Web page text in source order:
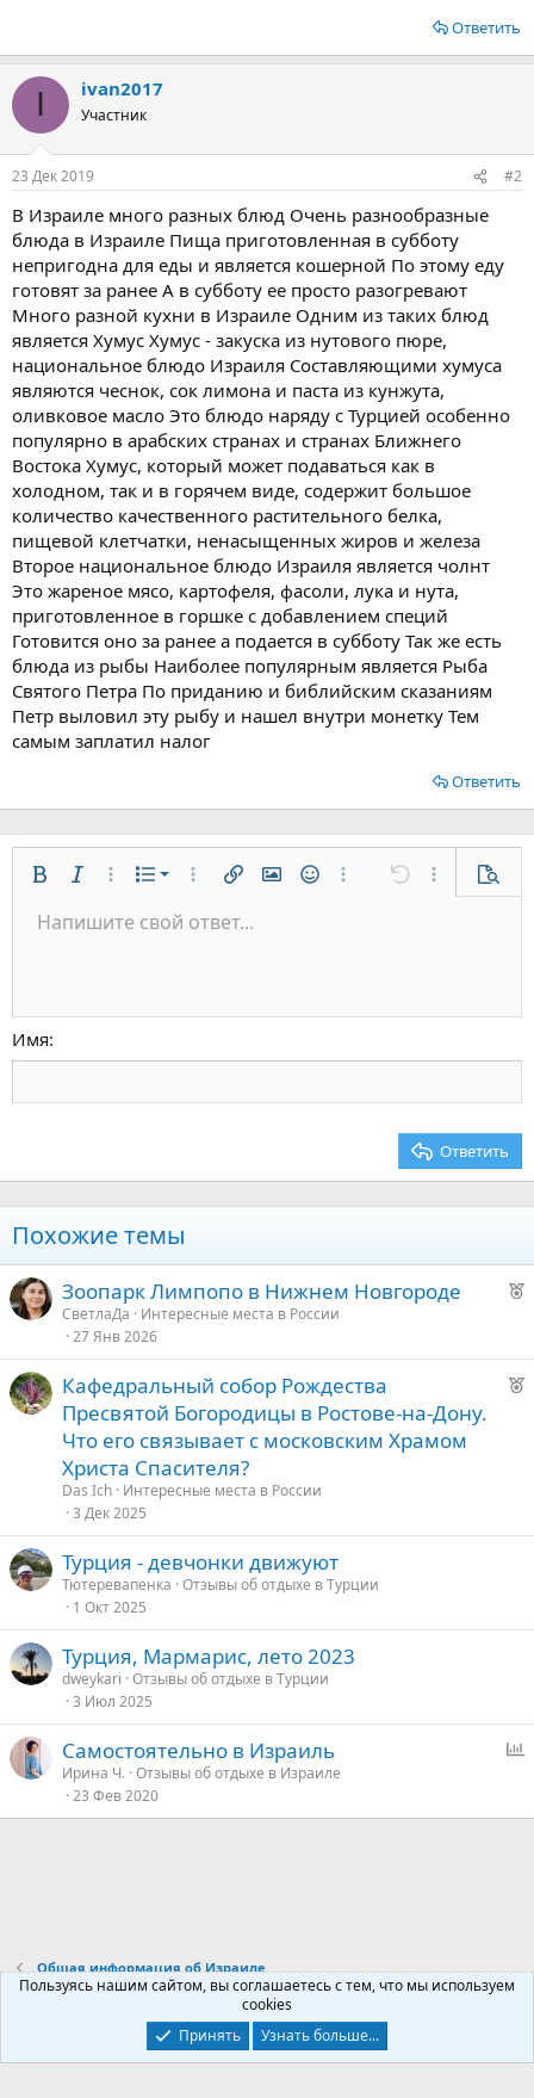
Ответить
I ivan2017
Участник
23 Дек 2019 #2
В Израиле много разных блюд Очень разнообразные
блюда в Израиле Пища приготовленная в субботу
непригодна для еды и является кошерной По этому еду
готовят за ранее А в субботу ее просто разогревают
Много разной кухни в Израиле Одним из таких блюд
является Хумус Хумус - закуска из нутового пюре,
национальное блюдо Израиля Составляющими хумуса
являются чеснок, сок лимона и паста из кунжута,
оливковое масло Это блюдо наряду с Турцией особенно
популярно в арабских странах и странах Ближнего
Востока Хумус, который может подаваться как в
холодном, так и в горячем виде, содержит большое
количество качественного растительного белка,
пищевой клетчатки, ненасыщенных жиров и железа
Второе национальное блюдо Израиля является чолнт
Это жареное мясо, картофеля, фасоли, лука и нута,
приготовленное в горшке с добавлением специй
Готовится оно за ранее а подается в субботу Так же есть
блюда из рыбы Наиболее популярным является Рыба
Святого Петра По приданию и библийским сказаниям
Петр выловил эту рыбу и нашел внутри монетку Тем
самым заплатил налог
Ответить
ЖирныйКурсивДополнительно...
СписокНумерованный список
Маркированный список
Дополнительно...
Вставить ссылку
Вставить изображение
СмайлыДополнительно...
Отменить
Размер шрифта
9
18
22
Цвет текста
Шрифт Arial
Tahoma
Times New Roman
Зачёркнутый
Подчёркнутый
Однострочный код
ВыравниваниеПо левому краю
Формат параграфа
Обычный
Заголовок 2
Заголовок 3
ЦитатаМедиаВставить таблицу
Вставить горизонтальную линию
Спойлер
Код
Повторить
Переключить режим работы редактора
Удалить форматирование
ЧерновикиСохранить черновик
Напишите свой ответ...
Имя
Ответить
Похожие темы
Р
о
Зоопарк Лимпопо в Нижнем Новгороде
СветлаДа
Интересные места в России
27 Янв 2026
Р
н
Кафедральный собор Рождества
Пресвятой Богородицы в Ростове-на-Дону.
Что его связывает с московским Храмом
Христа Спасителя?
Das Ich Интересные места в России
3 Дек 2025
Турция - девчонки движуют
Тютеревапенка Отзывы об отдыхе в Турции
1 Окт 2025
Турция, Мармарис, лето 2023
dweykari Отзывы об отдыхе в Турции
3 Июл 2025
о
Самостоятельно в Израиль
Ирина Ч. Отзывы об отдыхе в Израиле
23 Фев 2020
Общая информация об Израиле
Условия и правила
Политика конфиденциальности
Главная
R
Пользуясь нашим сайтом, вы соглашаетесь с тем, что мы используем
cookies
Принять
Узнать больше...